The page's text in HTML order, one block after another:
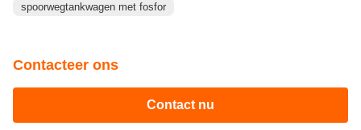
spoorwegtankwagen met fosfor
Contacteer ons
Contact nu